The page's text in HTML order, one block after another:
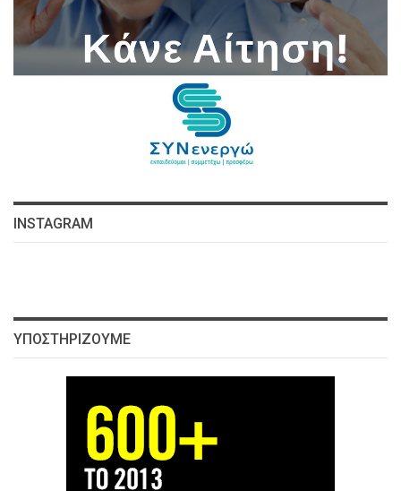
INSTAGRAM
ΥΠΟΣΤΗΡΊΖΟΥΜΕ